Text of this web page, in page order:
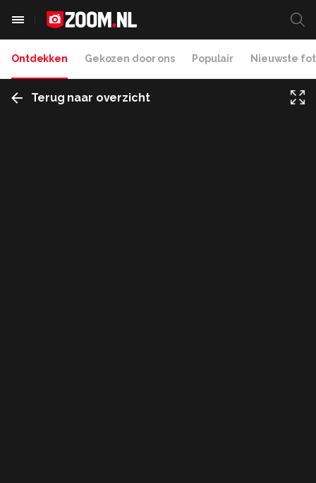
Ontdekken Gekozen door ons Populair Nieuwste
Terug naar overzicht